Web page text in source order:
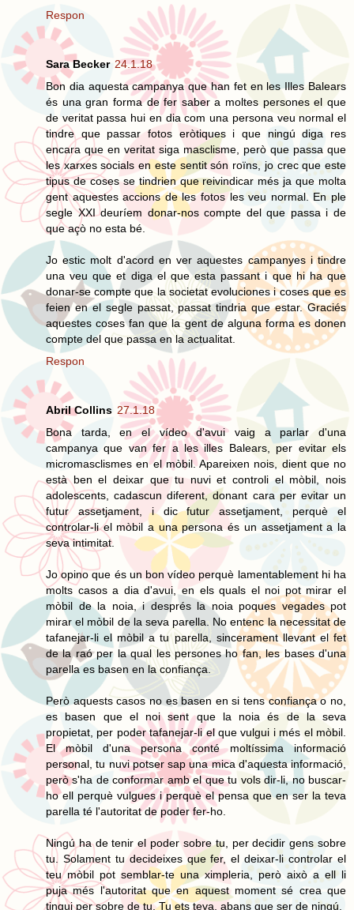
Respon
Sara Becker 24.1.18
Bon dia aquesta campanya que han fet en les Illes Balears
és una gran forma de fer saber a moltes persones el que
de veritat passa hui en dia com una persona veu normal el
tindre que passar fotos eròtiques i que ningú diga res
encara que en veritat siga masclisme, però que passa que
les xarxes socials en este sentit són roïns, jo crec que este
tipus de coses se tindrien que reivindicar més ja que molta
gent aquestes accions de les fotos les veu normal. En ple
segle XXI deuríem donar-nos compte del que passa i de
que açò no esta bé.
Jo estic molt d'acord en ver aquestes campanyes i tindre
una veu que et diga el que esta passant i que hi ha que
donar-se compte que la societat evoluciones i coses que es
feien en el segle passat, passat tindria que estar. Graciés
aquestes coses fan que la gent de alguna forma es donen
compte del que passa en la actualitat.
Respon
Abril Collins 27.1.18
Bona tarda, en el vídeo d'avui vaig a parlar d'una
campanya que van fer a les illes Balears, per evitar els
micromasclismes en el mòbil. Apareixen nois, dient que no
està ben el deixar que tu nuvi et controli el mòbil, nois
adolescents, cadascun diferent, donant cara per evitar un
futur assetjament, i dic futur assetjament, perquè el
controlar-li el mòbil a una persona és un assetjament a la
seva intimitat.
Jo opino que és un bon vídeo perquè lamentablement hi ha
molts casos a dia d'avui, en els quals el noi pot mirar el
mòbil de la noia, i després la noia poques vegades pot
mirar el mòbil de la seva parella. No entenc la necessitat de
tafanejar-li el mòbil a tu parella, sincerament llevant el fet
de la raó per la qual les persones ho fan, les bases d'una
parella es basen en la confiança.
Però aquests casos no es basen en si tens confiança o no,
es basen que el noi sent que la noia és de la seva
propietat, per poder tafanejar-li el que vulgui i més el mòbil.
El mòbil d'una persona conté moltíssima informació
personal, tu nuvi potser sap una mica d'aquesta informació,
però s'ha de conformar amb el que tu vols dir-li, no buscar-
ho ell perquè vulgues i perquè el pensa que en ser la teva
parella té l'autoritat de poder fer-ho.
Ningú ha de tenir el poder sobre tu, per decidir gens sobre
tu. Solament tu decideixes que fer, el deixar-li controlar el
teu mòbil pot semblar-te una ximpleria, però això a ell li
puja més l'autoritat que en aquest moment sé crea que
tingui per sobre de tu. Tu ets teva, abans que ser de ningú.